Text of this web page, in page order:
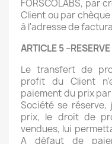
FORSCOLABS, par
Client ou par
à l'adresse de
ARTICLE 5
Le transfert de
profit du Client
paiement du prix
Société se réserve,
prix, le droit de
vendues, lui
A défaut de